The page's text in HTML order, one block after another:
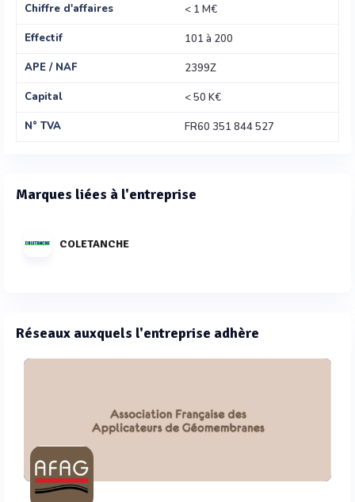
Chiffre d'affaires
< 1 M€
Effectif
101 à 200
APE / NAF
2399Z
Capital
< 50 K€
N° TVA
FR60 351 844 527
Marques liées à l'entreprise
COLETANCHE
Réseaux auxquels l'entreprise adhère